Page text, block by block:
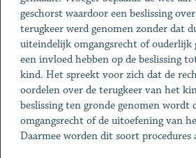
geschorst waardoor een beslissing
terugkeer werd genomen zonder dat
uiteindelijk omgangsrecht of ouderlijk
een invloed hebben op de beslissing
kind. Het spreekt voor zich dat de
oordelen over de terugkeer van het
beslissing ten gronde genomen wordt
omgangsrecht of de uitoefening van
Daarmee worden dit soort